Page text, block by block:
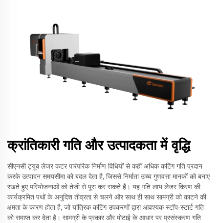
क्रांतिकारी गति और उत्पादकता में वृद्धि
सीएनसी ट्यूब लेजर कटर पारंपरिक निर्माण विधियों से कहीं अधिक कटिंग गति प्रदान
करके उत्पादन समयसीमा को बदल देता है, जिससे निर्माता उच्च गुणवत्ता मानकों को बनाए
रखते हुए परियोजनाओं को तेजी से पूरा कर सकते हैं। यह गति लाभ लेजर किरण की
कार्यक्रमित पथों के अनुदिश तीव्रता से चलने और साथ ही साथ सामग्री को काटने की
क्षमता के कारण होता है, जो यांत्रिक कटिंग उपकरणों द्वारा आवश्यक स्टॉप-स्टार्ट गति
को समाप्त कर देता है। सामग्री के प्रकार और मोटाई के आधार पर प्रसंस्करण गति